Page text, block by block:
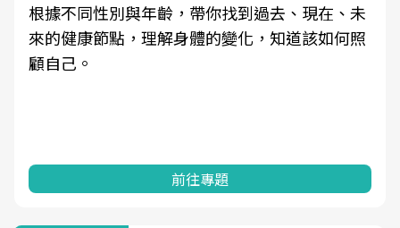
根據不同性別與年齡，帶你找到過去、現在、未
來的健康節點，理解身體的變化，知道該如何照
顧自己。
前往專題